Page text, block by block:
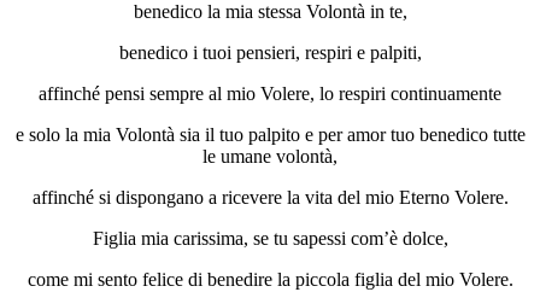
benedico la mia stessa Volontà in te,
benedico i tuoi pensieri, respiri e palpiti,
affinché pensi sempre al mio Volere, lo respiri continuamente
e solo la mia Volontà sia il tuo palpito e per amor tuo benedico tutte
le umane volontà,
affinché si dispongano a ricevere la vita del mio Eterno Volere.
Figlia mia carissima, se tu sapessi com’è dolce,
come mi sento felice di benedire la piccola figlia del mio Volere.